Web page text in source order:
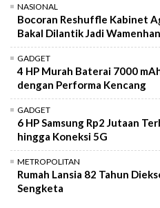
NASIONAL
Bocoran Reshuffle Kabinet
Bakal Dilantik Jadi Wamenhan
GADGET
4 HP Murah Baterai 7000
dengan Performa Kencang
GADGET
6 HP Samsung Rp2 Jutaan
hingga Koneksi 5G
METROPOLITAN
Rumah Lansia 82 Tahun
Sengketa